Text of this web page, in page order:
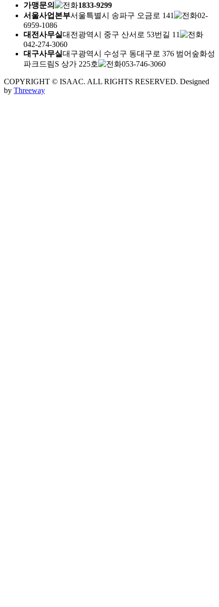
가맹문의
1833-9299
서울사업본부서울특별시 송파구 오금로 141
02-
6959-1086
대전사무실대전광역시 중구 산서로 53번길 11
042-274-3060
대구사무실대구광역시 수성구 동대구로 376 범어숲화성
파크드림S 상가 225호
053-746-3060
COPYRIGHT © ISAAC. ALL RIGHTS RESERVED. Designed
by Threeway